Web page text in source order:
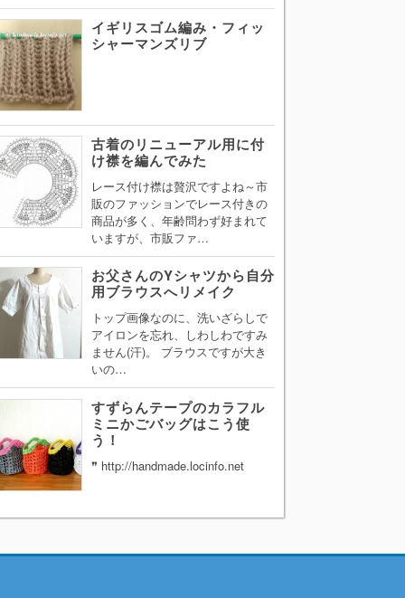
イギリスゴム編み・フィッ
シャーマンズリブ
古着のリニューアル用に付
け襟を編んでみた
レース付け襟は贅沢ですよね～市
販のファッションでレース付きの
商品が多く、年齢問わず好まれて
いますが、市販ファ…
お父さんのYシャツから自分
用ブラウスへリメイク
トップ画像なのに、洗いざらしで
アイロンを忘れ、しわしわですみ
ません(汗)。 ブラウスですが大き
いの…
すずらんテープのカラフル
ミニかごバッグはこう使
う！
❞ http://handmade.locinfo.net